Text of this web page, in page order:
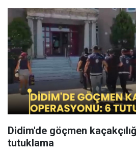
Didim'de göçmen
tutuklama